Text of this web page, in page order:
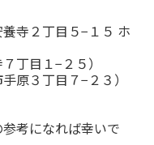
寺２丁目５−１５ ホ
丁目１−２５）
原３丁目７−２３）
考になれば幸いで